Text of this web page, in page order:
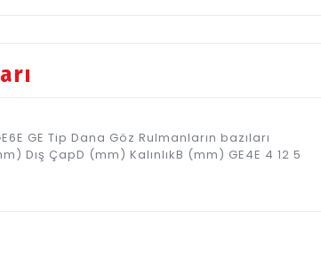
GE Tip Dana Göz Rulmanların bazıları
Dış ÇapD (mm) KalınlıkB (mm) GE4E 4 12 5